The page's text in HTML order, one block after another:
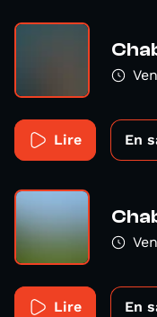
Lire En
Lire En